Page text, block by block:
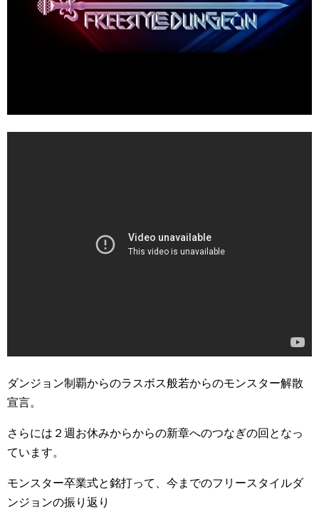
ダンジョン制覇からのラスボス般若からのモンスター解散
宣言。
さらには２週お休みからからの新章へのつなぎの回となっ
ています。
モンスター卒業式と銘打って、今までのフリースタイルダ
ンジョンの振り返り